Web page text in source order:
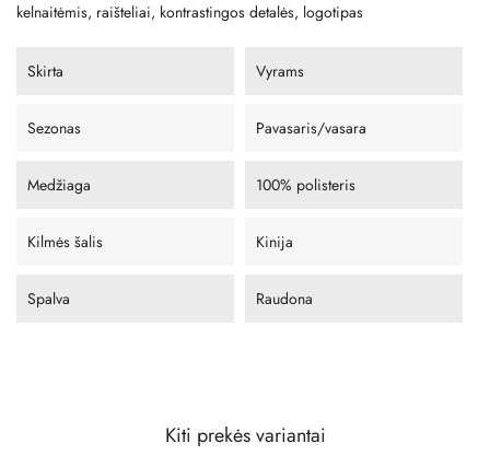
kelnaitėmis, raišteliai, kontrastingos detalės, logotipas
Skirta Vyrams
Sezonas Pavasaris/vasara
Medžiaga 100% polisteris
Kilmės šalis Kinija
Spalva Raudona
Kiti prekės variantai